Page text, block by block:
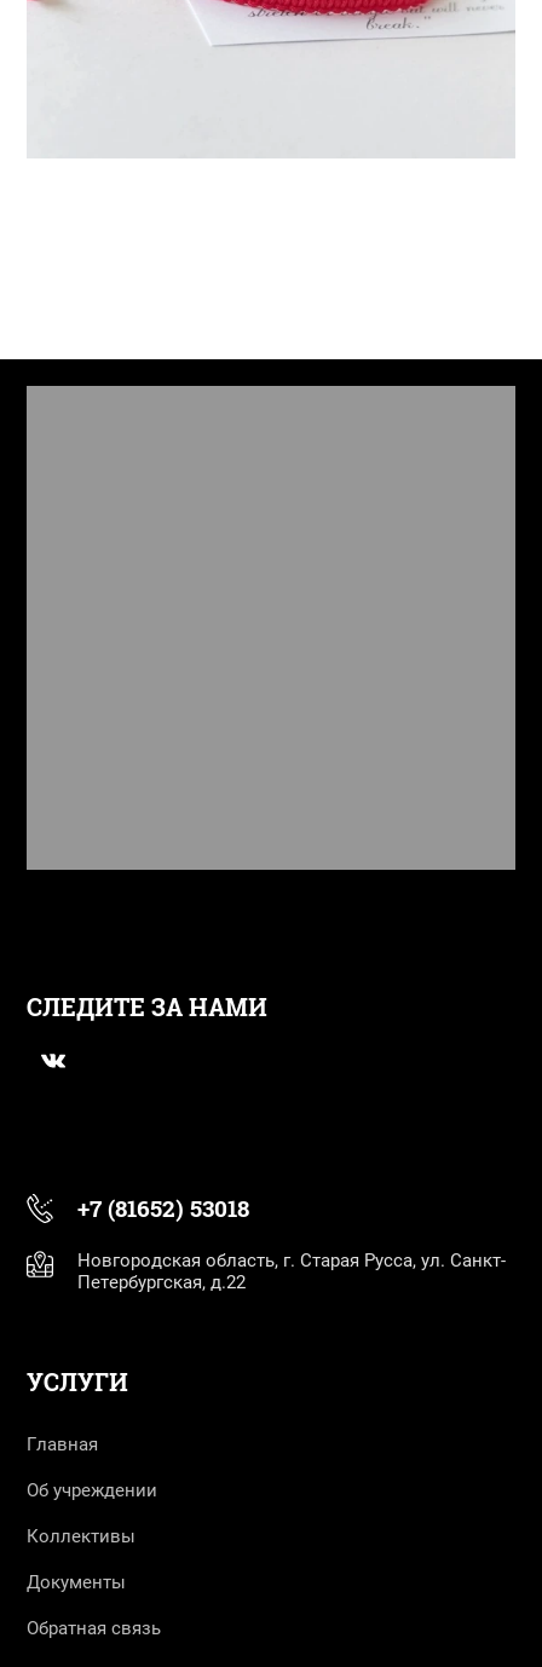
СЛЕДИТЕ ЗА НАМИ
УСЛУГИ
Главная
Об учреждении
Коллективы
Документы
Обратная связь
Новгородская область, г. Старая Русса, ул. Санкт-
Петербургская, д.22
+7 (81652) 53018